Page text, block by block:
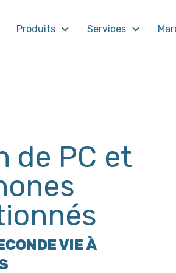
Produits Services
de PC et
VIE À